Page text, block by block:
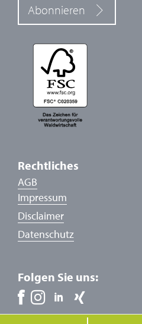
Abonnieren
Rechtliches
AGB
Impressum
Disclaimer
Datenschutz
Folgen Sie uns: